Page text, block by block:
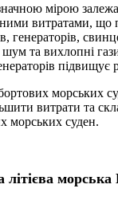
мірою
витратами,
генераторів,
та вихлопні гази
підвищує
морських
витрати та
морських суден.